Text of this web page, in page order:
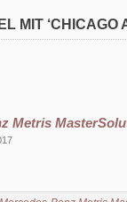
MIT ‘CHICAGO
Metris